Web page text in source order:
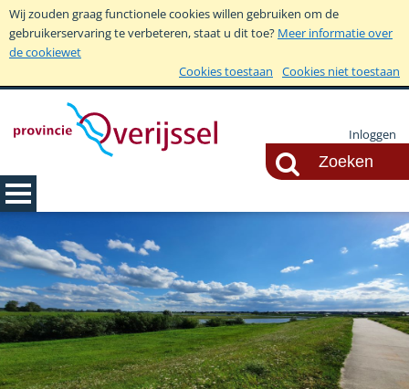
Wij zouden graag functionele cookies willen gebruiken om de
gebruikerservaring te verbeteren, staat u dit toe? Meer informatie over
de cookiewet
Cookies toestaan
Cookies niet toestaan
Inloggen